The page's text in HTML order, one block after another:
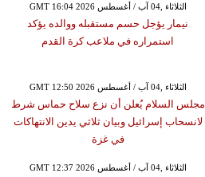
GMT 16:04 2026 الثلاثاء ,04 آب / أغسطس
نيمار يؤجل حسم مستقبله ووالده يؤكد
استمراره في ملاعب كرة القدم
GMT 12:50 2026 الثلاثاء ,04 آب / أغسطس
مجلس السلام يُعلن أن نزع سلاح حماس شرط
لانسحاب إسرائيل وبيان ثلاثي يدين الانتهاكات
في غزة
GMT 12:37 2026 الثلاثاء ,04 آب / أغسطس